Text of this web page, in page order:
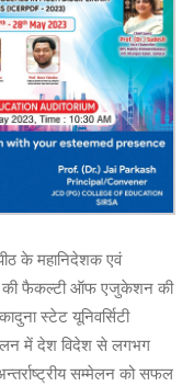
के महानिदेशक एवं
की फैकल्टी ऑफ एजुकेशन की
स्टेट यूनिवर्सिटी
में देश विदेश से लगभग
सम्मेलन को सफल